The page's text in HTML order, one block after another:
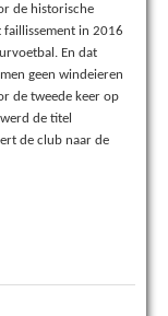
de historische
faillissement in 2016
En dat
geen windeieren
de tweede keer op
de titel
de club naar de